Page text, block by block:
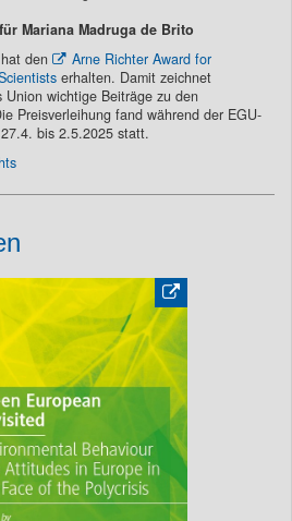
Mariana Madruga de Brito
den
Arne Richter Award for
erhalten. Damit zeichnet
Union wichtige Beiträge zu den
Preisverleihung fand während der EGU-
bis 2.5.2025 statt.